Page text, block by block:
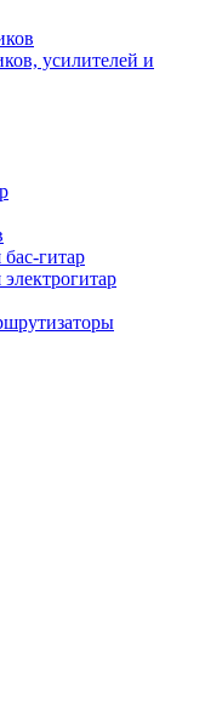
усилителей и
гитар